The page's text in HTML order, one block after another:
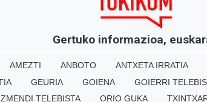
Gertuko informazioa,
AMEZTI ANBOTO ANTXETA IRRATIA
GEURIA GOIENA GOIERRI
TELEBISTA ORIO GUKA